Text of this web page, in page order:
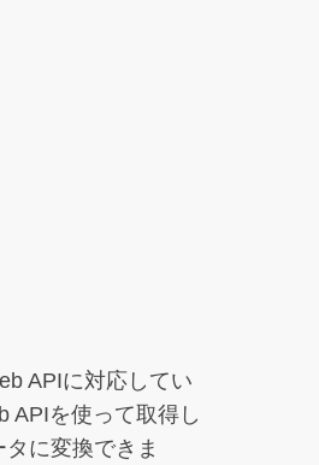
APIに対応してい
APIを使って取得し
に変換できま